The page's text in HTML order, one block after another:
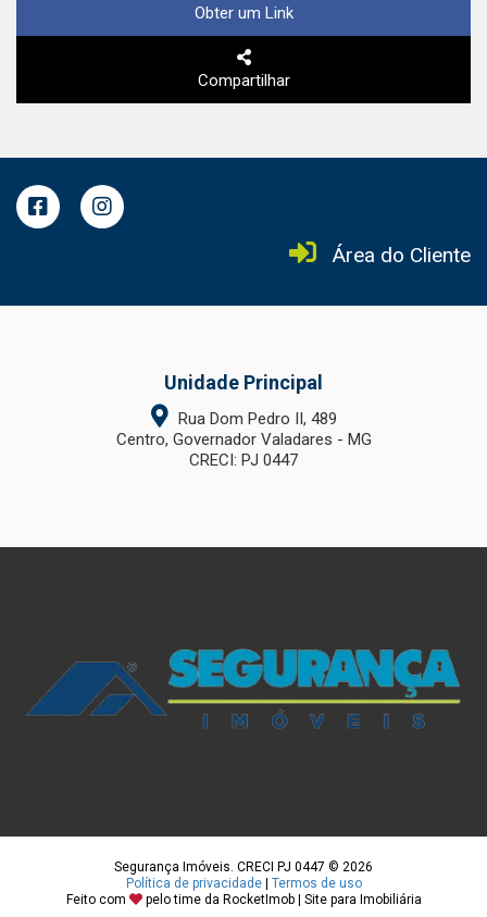
Obter um Link
Compartilhar
Área do Cliente
Unidade Principal
Rua Dom Pedro II, 489
Centro, Governador Valadares - MG
CRECI: PJ 0447
Segurança Imóveis. CRECI PJ 0447 © 2026
Política de privacidade| Termos de uso
Feito com
pelo time da RocketImob | Site para Imobiliária